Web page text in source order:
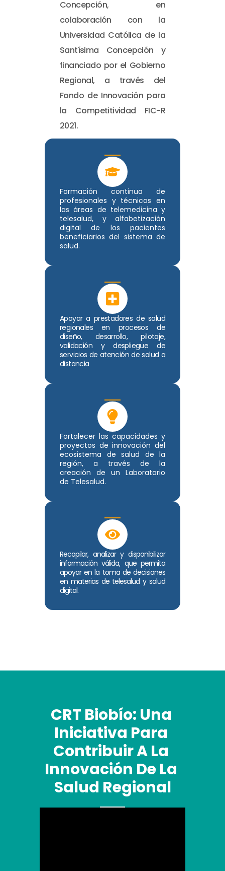
Formación continua de
profesionales y técnicos en
las áreas de telemedicina y
telesalud, y alfabetización
digital de los pacientes
beneficiarios del sistema de
salud.
Apoyar a prestadores de salud
regionales en procesos de
diseño, desarrollo, pilotaje,
validación y despliegue de
servicios de atención de salud a
distancia
Fortalecer las capacidades y
proyectos de innovación del
ecosistema de salud de la
región, a través de la
creación de un Laboratorio
de Telesalud.
Recopilar, analizar y disponibilizar
información válida, que permita
apoyar en la toma de decisiones
en materias de telesalud y salud
digital.
Concepción, en
colaboración con la
Universidad Católica de la
Santísima Concepción y
financiado por el Gobierno
Regional, a través del
Fondo de Innovación para
la Competitividad FIC-R
2021.
CRT Biobío: Una
Iniciativa Para
Contribuir A La
Innovación De La
Salud Regional